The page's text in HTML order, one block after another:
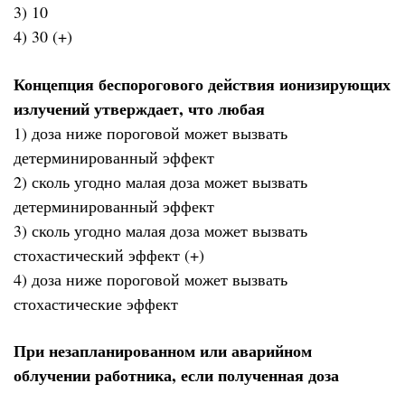
3) 10
4) 30 (+)
Концепция беспорогового действия ионизирующих
излучений утверждает, что любая
1) доза ниже пороговой может вызвать
детерминированный эффект
2) сколь угодно малая доза может вызвать
детерминированный эффект
3) сколь угодно малая доза может вызвать
стохастический эффект (+)
4) доза ниже пороговой может вызвать
стохастические эффект
При незапланированном или аварийном
облучении работника, если полученная доза